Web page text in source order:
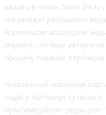
видавців новин (WAN-IFRA)
«Незалежні регіональні
Норвезькою асоціацією
Норвегії. Погляди авторів
офіційну позицію
Незалежний новинний
подій у Житомирі та
мультимедійною